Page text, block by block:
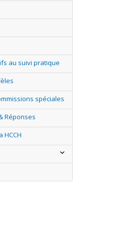
au suivi pratique
spéciales
Réponses
HCCH